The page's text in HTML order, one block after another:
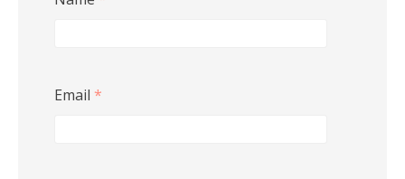
Email *